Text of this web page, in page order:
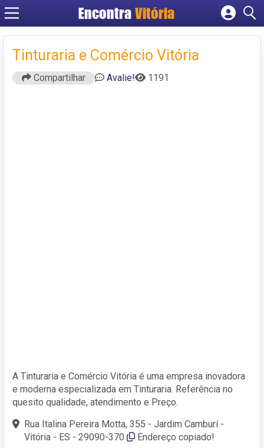
Encontra Vitória
Cadastrar empresa
Criar conta
Tinturaria e Comércio Vitória
Compartilhar Avalie! 1191
A Tinturaria e Comércio Vitória é uma empresa inovadora
e moderna especializada em Tinturaria. Referência no
quesito qualidade, atendimento e Preço.
Rua Italina Pereira Motta, 355 - Jardim Camburí -
Vitória - ES - 29090-370
Endereço copiado!